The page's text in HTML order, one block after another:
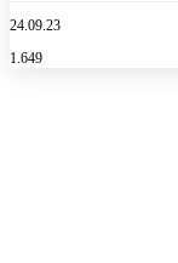
24.09.23
1.649